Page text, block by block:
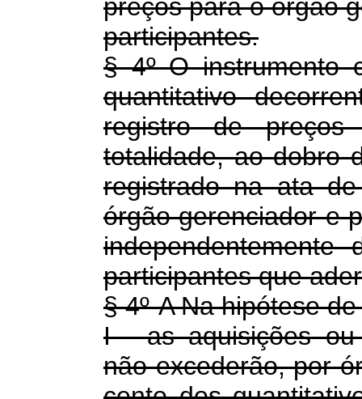
preços para o órgão
participantes.
§ 4º O instrumento
quantitativo
registro de
totalidade, ao dobro
registrado na ata
órgão gerenciador e
participantes que
§ 4º-A Na hipótese
I - as aquisições ou
não excederão, por